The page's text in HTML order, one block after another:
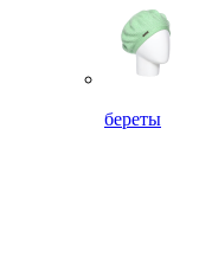
береты